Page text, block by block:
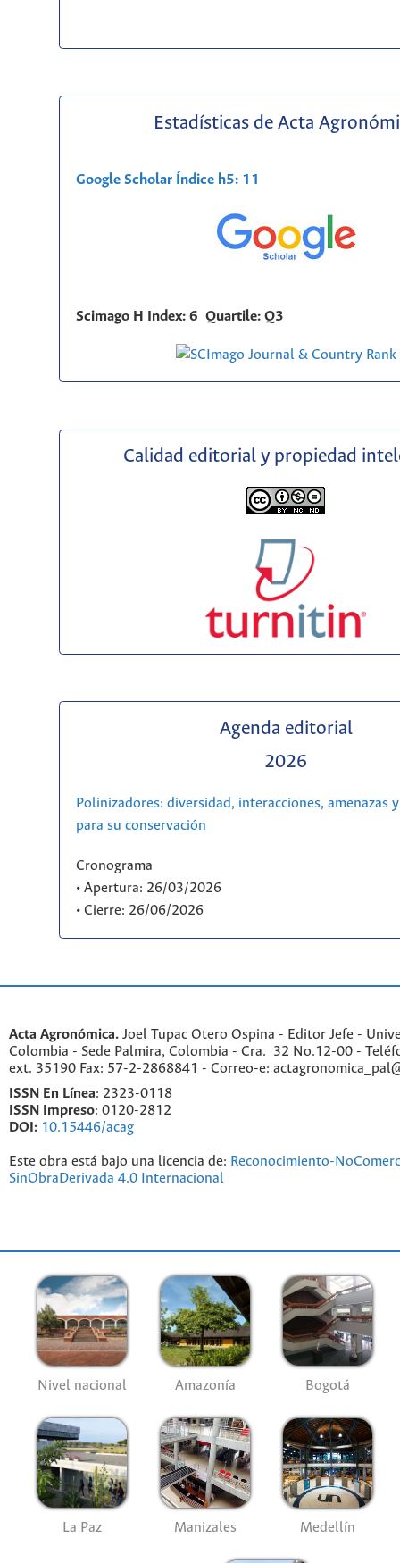
Estadísticas de Acta
Google Scholar Índice h5: 11
Scimago H Index: 6 Quartile: Q3
Calidad editorial y propiedad
Agenda editorial
2026
Polinizadores: diversidad, interacciones, amenazas
para su conservación
Cronograma
• Apertura: 26/03/2026
• Cierre: 26/06/2026
Acta Agronómica. Joel Tupac Otero Ospina - Editor Jefe -
Colombia - Sede Palmira, Colombia - Cra. 32 No.12-00 -
ext. 35190 Fax: 57-2-2868841 - Correo-e:
ISSN En Línea: 2323-0118
ISSN Impreso: 0120-2812
DOI: 10.15446/acag
Este obra está bajo una licencia de: Reconocimiento-
SinObraDerivada 4.0 Internacional
Nivel nacional Amazonía Bogotá
La Paz Manizales Medellín